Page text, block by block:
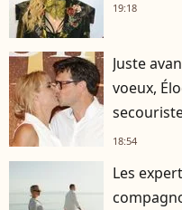
19:18
Juste
voeux,
18:54
Les